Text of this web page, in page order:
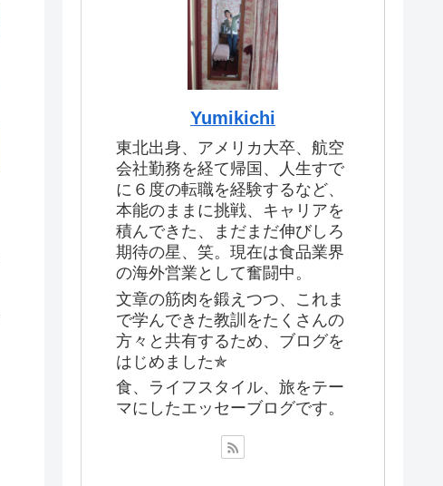
Yumikichi
東北出身、アメリカ大卒、航空
会社勤務を経て帰国、人生すで
に６度の転職を経験するなど、
本能のままに挑戦、キャリアを
積んできた、まだまだ伸びしろ
期待の星、笑。現在は食品業界
の海外営業として奮闘中。
文章の筋肉を鍛えつつ、これま
で学んできた教訓をたくさんの
方々と共有するため、ブログを
はじめました✯
食、ライフスタイル、旅をテー
マにしたエッセーブログです。